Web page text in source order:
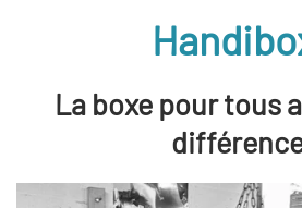
La boxe pour tous